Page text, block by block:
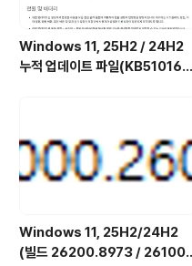
Windows 11, 25H2 / 24H2
누적 업데이트 파일(KB510168
업데이트)
Windows 11, 25H2/24H2
(빌드 26200.8973 / 26100.